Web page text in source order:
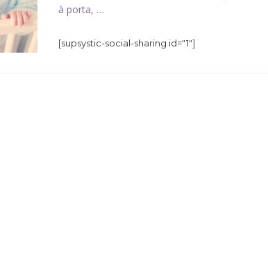
à porta, …
[supsystic-social-sharing id="1"]